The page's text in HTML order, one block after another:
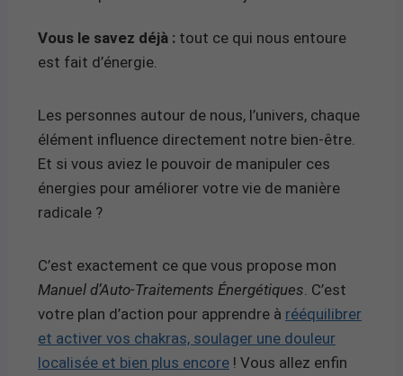
Vous le savez déjà : tout ce qui nous entoure
est fait d’énergie.
Les personnes autour de nous, l’univers, chaque
élément influence directement notre bien-être.
Et si vous aviez le pouvoir de manipuler ces
énergies pour améliorer votre vie de manière
radicale ?
C’est exactement ce que vous propose mon
Manuel d’Auto-Traitements Énergétiques . C’est
votre plan d’action pour apprendre à rééquilibrer
et activer vos chakras, soulager une douleur
localisée et bien plus encore ! Vous allez enfin